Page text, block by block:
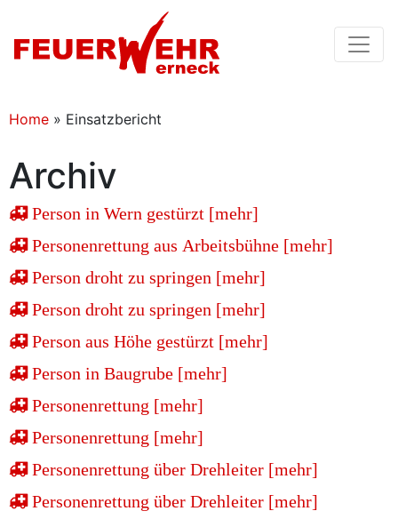
Home » Einsatzbericht
Archiv
Person in Wern gestürzt [mehr]
Personenrettung aus Arbeitsbühne [mehr]
Person droht zu springen [mehr]
Person droht zu springen [mehr]
Person aus Höhe gestürzt [mehr]
Person in Baugrube [mehr]
Personenrettung [mehr]
Personenrettung [mehr]
Personenrettung über Drehleiter [mehr]
Personenrettung über Drehleiter [mehr]